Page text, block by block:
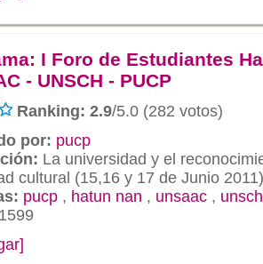
I Foro de Estudiantes
- UNSCH - PUCP
Ranking: 2.9/5.0 (282 votos)
por: pucp
La universidad y el
cultural (15,16 y 17 de Junio 2011)
pucp , hatun nan , unsaac , unsch
1599